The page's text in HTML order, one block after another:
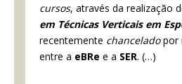
cursos, através da realização
em Técnicas Verticais em
recentemente chanceladopor
entre a eBRe e a SER. (…)